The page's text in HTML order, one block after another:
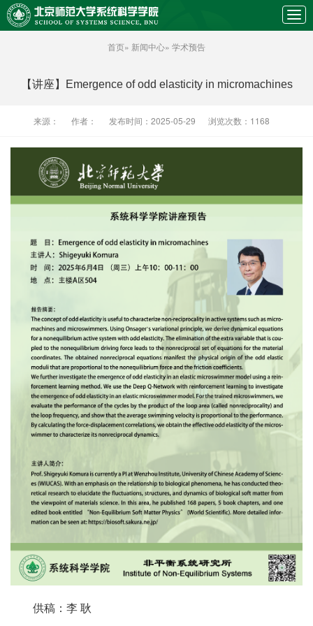
首页» 新闻中心» 学术预告
【讲座】Emergence of odd elasticity in micromachines
来源： 作者： 发布时间：2025-05-29 浏览次数： 1168
供稿：李 耿